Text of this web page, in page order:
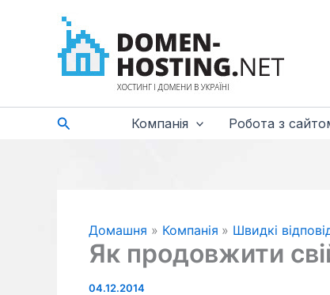
Пошук Компанія Робота з
Домашня Компанія Швидкі
Як продовжити
04.12.2014